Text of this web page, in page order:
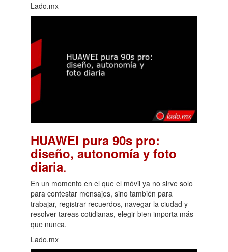
Lado.mx
HUAWEI pura 90s pro:
diseño, autonomía y foto
diaria.
En un momento en el que el móvil ya no sirve solo
para contestar mensajes, sino también para
trabajar, registrar recuerdos, navegar la ciudad y
resolver tareas cotidianas, elegir bien importa más
que nunca.
Lado.mx